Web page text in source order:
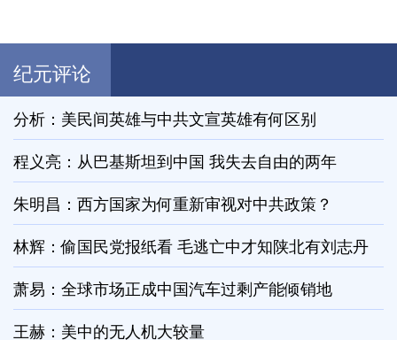
纪元评论
分析：美民间英雄与中共文宣英雄有何区别
程义亮：从巴基斯坦到中国 我失去自由的两年
朱明昌：西方国家为何重新审视对中共政策？
林辉：偷国民党报纸看 毛逃亡中才知陕北有刘志丹
萧易：全球市场正成中国汽车过剩产能倾销地
王赫：美中的无人机大较量